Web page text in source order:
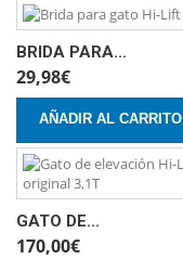
BRIDA PARA...
29,98€
AÑADIR AL CARRITO
GATO DE...
170,00€